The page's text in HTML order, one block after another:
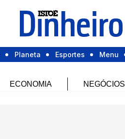
Planeta Esportes Menu
ECONOMIA NEGÓCIOS